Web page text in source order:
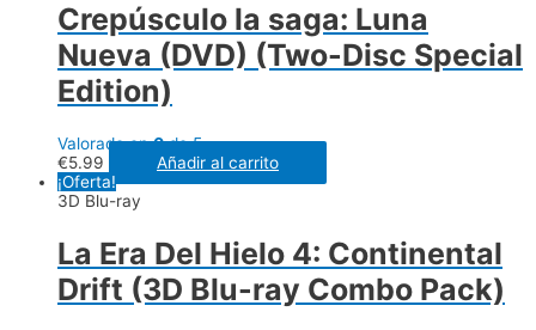
Crepúsculo la saga: Luna
Nueva (DVD) (Two-Disc Special
Edition)
Valorado en0de 5
€5.99
Añadir al carrito
¡Oferta!
3D Blu-ray
La Era Del Hielo 4: Continental
Drift (3D Blu-ray Combo Pack)